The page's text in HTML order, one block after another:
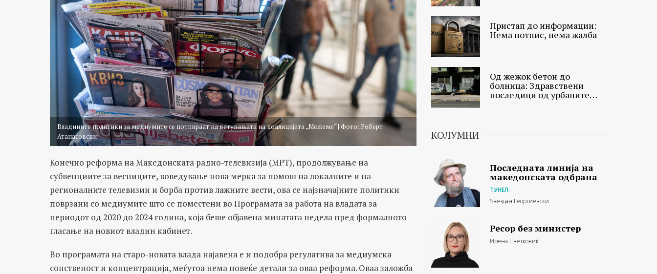
Владините политики за медиумите се потпираат на ветувањата на коалицијата „Можеме“ | Фото: Роберт
Атанасовски
Конечно реформа на Македонската радио-телевизија (МРТ), продолжување на
субвенциите за весниците, воведување нова мерка за помош на локалните и на
регионалните телевизии и борба против лажните вести, ова се најзначајните политики
поврзани со медиумите што се поместени во Програмата за работа на владата за
периодот од 2020 до 2024 година, која беше објавена минатата недела пред формалното
гласање на новиот владин кабинет.
Во програмата на старо-новата влада најавена е и подобра регулатива за медиумска
сопственост и концентрација, меѓутоа нема повеќе детали за оваа реформа. Оваа заложба
Пристап до информации:
Нема потпис, нема жалба
Од жежок бетон до
болница: Здравствени
последици од урбаните
КОЛУМНИ
Последната линија на
македонската одбрана
ТУНЕЛ
Ѕвездан Георгиевски
Ресор без министер
Ирена Цветковиќ